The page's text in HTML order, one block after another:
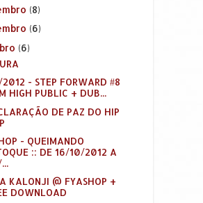
(8)
(6)
(6)
- STEP FORWARD #8
HIGH PUBLIC + DUB...
DE PAZ DO HIP
- QUEIMANDO
:: DE 16/10/2012 A
KALONJI @ FYASHOP +
DOWNLOAD